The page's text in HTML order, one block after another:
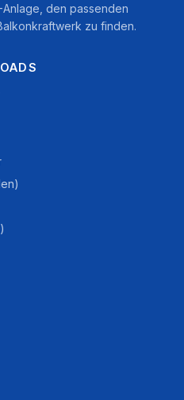
den passenden
zu finden.